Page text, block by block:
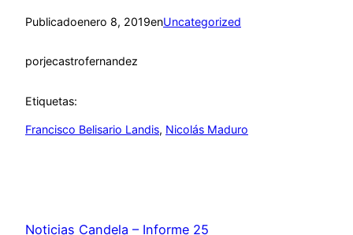
Publicadoenero 8, 2019enUncategorized
porjecastrofernandez
Etiquetas:
Francisco Belisario Landis, Nicolás Maduro
Noticias Candela – Informe 25